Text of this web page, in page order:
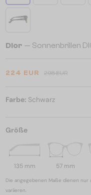
Dior — Sonnenbrillen
224 EUR 298 EUR
Farbe: Schwarz
Größe
135 mm 57 mm
Die angegebenen Maße dienen
variieren.